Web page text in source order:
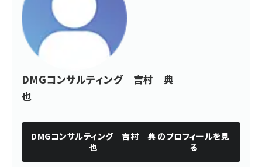
DMGコンサルティング 吉村 典
也
DMGコンサルティング 吉村 典
也
のプロフィールを見
る